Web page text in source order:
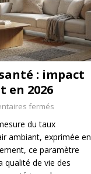
: impact
2026
fermés
du taux
ambiant, exprimée en
ce paramètre
qualité de vie des